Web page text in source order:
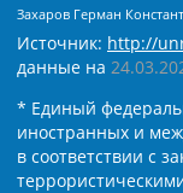
Захаров Герман
Источник: http://
данные на
* Единый
иностранных и
в соответствии с